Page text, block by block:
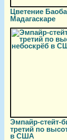
Цветение
Мадагаскаре
Эмпайр-стейт-
третий по
в США